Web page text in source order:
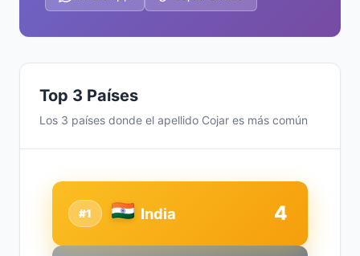
Top 3 Países
Los 3 países donde el apellido Cojar es más común
#1 India 4